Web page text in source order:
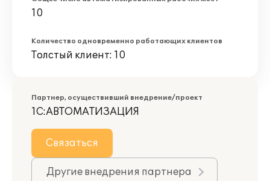
10
Количество одновременно работающих клиентов
Толстый клиент: 10
Партнер, осуществивший внедрение/проект
1С:АВТОМАТИЗАЦИЯ
Связаться
Другие внедрения партнера